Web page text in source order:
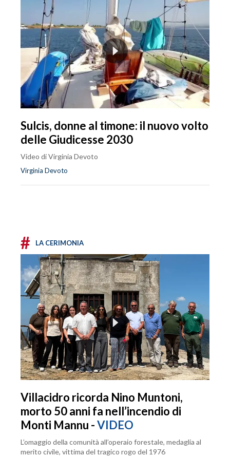
Sulcis, donne al timone: il nuovo volto
delle Giudicesse 2030
Video di Virginia Devoto
Virginia Devoto
# LA CERIMONIA
Villacidro ricorda Nino Muntoni,
morto 50 anni fa nell’incendio di
Monti Mannu -VIDEO
L’omaggio della comunità all’operaio forestale, medaglia al
merito civile, vittima del tragico rogo del 1976